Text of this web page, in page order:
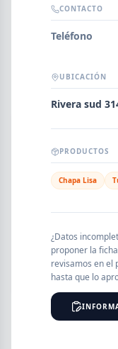
NOMBRE
SEGMENTO
PROVINCIA
CONTACTO
Teléfono
UBICACIÓN
Rivera sud
PRODUCTOS
Chapa Lisa
¿Datos
proponer la
revisamos en el
hasta que lo